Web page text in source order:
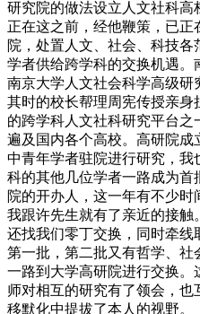
研究院的做法设立人文社科高
正在这之前，经他鞭策，已
院，处置人文、社会、科技
学者供给跨学科的交换机遇。
南京大学人文社会科学高级研
其时的校长帮理周宪传授亲
的跨学科人文社科研究平台
遍及国内各个高校。高研院
中青年学者驻院进行研究，
科的其他几位学者一路成为
院的开办人，这一年有不少时
我跟许先生就有了亲近的接触
还找我们零丁交换，同时牵
第一批，第二批又有哲学、
一路到大学高研院进行交换
师对相互的研究有了领会，
移默化中提拔了本人的视野。